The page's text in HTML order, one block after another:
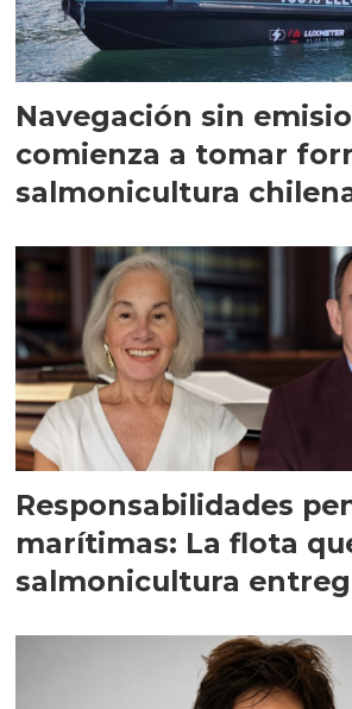
Navegación sin
comienza a tomar
salmonicultura
Responsabilidades
marítimas: La flota
salmonicultura